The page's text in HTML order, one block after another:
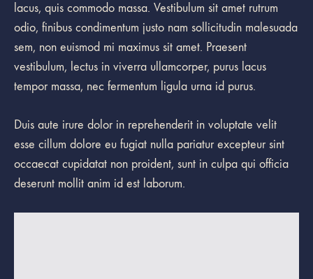
lacus, quis commodo massa. Vestibulum sit amet rutrum
odio, finibus condimentum justo nam sollicitudin malesuada
sem, non euismod mi maximus sit amet. Praesent
vestibulum, lectus in viverra ullamcorper, purus lacus
tempor massa, nec fermentum ligula urna id purus.
Duis aute irure dolor in reprehenderit in voluptate velit
esse cillum dolore eu fugiat nulla pariatur excepteur sint
occaecat cupidatat non proident, sunt in culpa qui officia
deserunt mollit anim id est laborum.